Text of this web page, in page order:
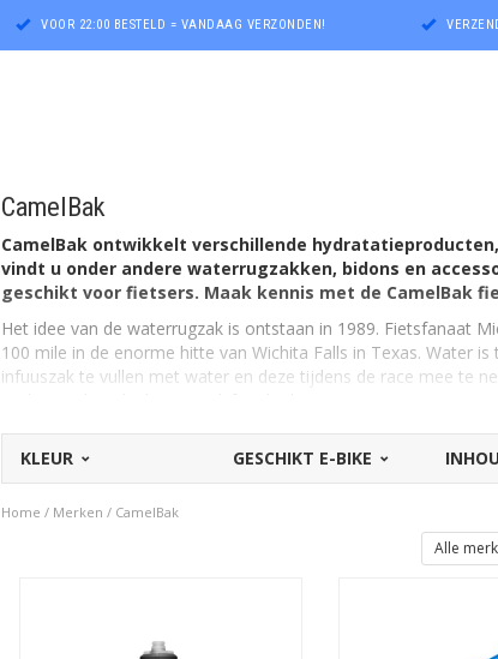
VOOR 22:00 BESTELD = VANDAAG VERZONDEN!
CamelBak
CamelBak ontwikkelt verschillende
vindt u onder andere waterrugzakken, bidons en
geschikt voor fietsers. Maak kennis met de CamelBak
Het idee van de waterrugzak is ontstaan in 1989. Fietsfanaat
100 mile in de enorme hitte van Wichita Falls in Texas. Water
infuuszak te vullen met water en deze tijdens de race mee te
CamelBak fietsrugzakken
CamelBak biedt anno nu innovatieve oplossingen voor de
Zonder je handen daarbij te hoeven gebruiken. Want
het gaat om presteren óók in praktisch opzicht alles op en top
comfortabele wijze je persoonlijk record aan diggelen te
KLEUR GESCHIKT E-BIKE
Home / Merken / CamelBak
Alle